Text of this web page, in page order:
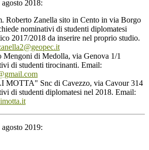
2018:
Roberto Zanella sito in Cento in via Borgo
nominativi di studenti diplomatesi
2017/2018 da inserire nel proprio studio.
Mengoni di Medolla, via Genova 1/1
di studenti tirocinanti. Email:
Snc di Cavezzo, via Cavour 314
di studenti diplomatesi nel 2018. Email:
2019: